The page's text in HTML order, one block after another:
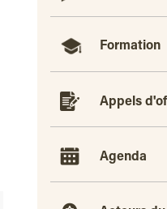
Formation
Appels
Agenda